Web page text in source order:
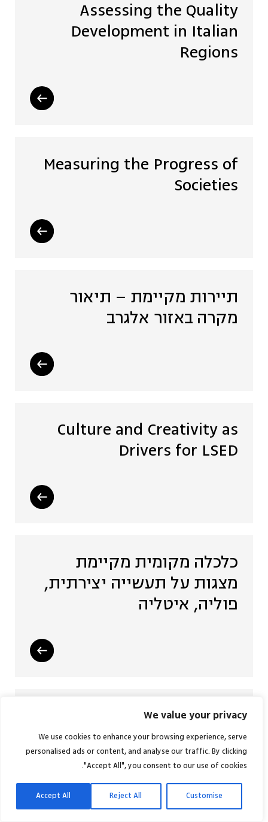
We value your privacy
We use cookies to enhance your browsing experience, serve
personalised ads or content, and analyse our traffic. By clicking
"Accept All", you consent to our use of cookies.
Customise
Reject All
Accept All
Assessing the Quality
Development in Italian
Regions
Measuring the Progress of
Societies
תיירות מקיימת – תיאור
מקרה באזור אלגרב
Culture and Creativity as
Drivers for LSED
כלכלה מקומית מקיימת
מצגות על תעשייה יצירתית,
פוליה, איטליה
תעשייה יצירתית ופיתוח
יצירתי באזור אלגרבה,
פורטוגל